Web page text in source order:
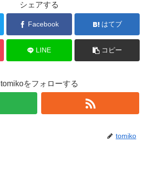
シェアする
Facebook はてブ
LINE コピー
tomikoをフォローする
tomiko